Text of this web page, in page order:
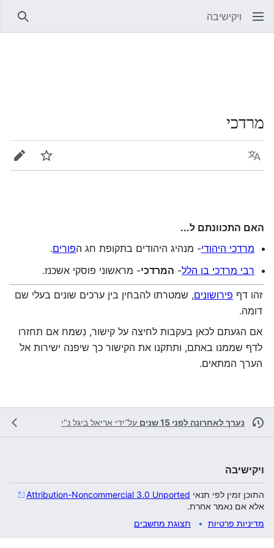
ויקישיבה
מרדכי
שפה מעקב
האם התכוונתם ל...
מרדכי היהודי- מנהיג היהודים בתקופת חג הפורים.
רבי מרדכי בן הלל- המרדכי- מראשוני פוסקי אשכנז.
זהו דף פירושונים, שמטרתו להבחין בין ערכים שונים בעלי שם
דומה.
אם הגעתם לכאן בעקבות לחיצה על קישור, נִשמח אם תחזרו
לדף שממנו באתם, ותתקנו את הקישור כך שיפנה ישירות אל
הערך המתאים.
נערך לאחרונה לפני 15 שנים על־ידי אריאל ביגל נ"י
ויקישיבה
התוכן זמין לפי תנאי Attribution-Noncommercial 3.0 Unported
אלא אם נאמר אחרת.
מדיניות פרטיות
תצוגת מחשבים